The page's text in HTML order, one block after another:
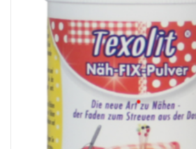
WORKSHOPS
SPECIALS
WERKZEUGE